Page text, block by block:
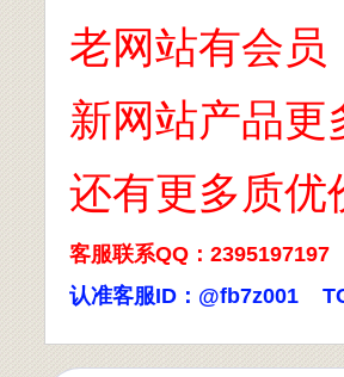
老网站有会员
新网站产品
还有更多质
客服联系QQ：2395197197
认准客服ID：@fb7z001